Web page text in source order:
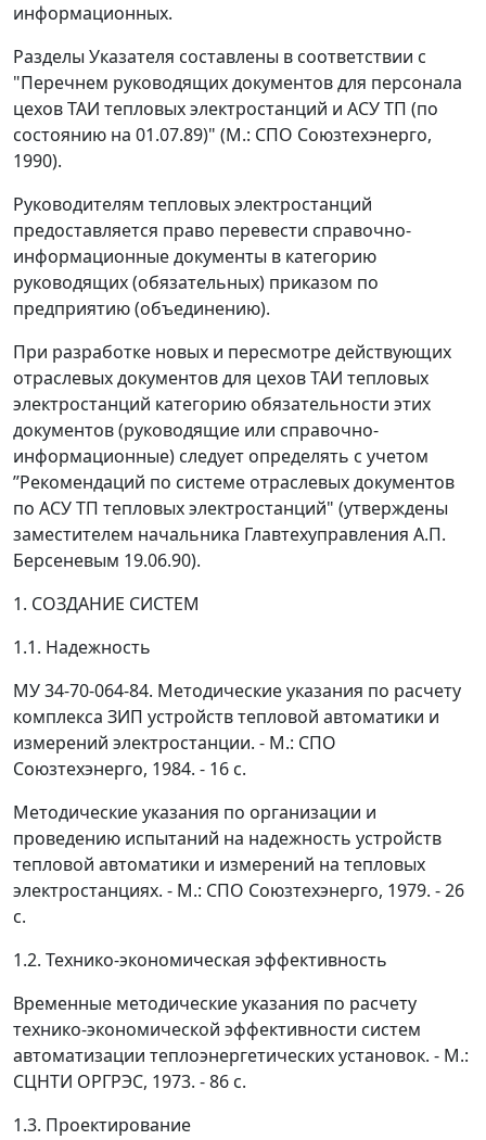
информационных.
Разделы Указателя составлены в соответствии с
"Перечнем руководящих документов для персонала
цехов ТАИ тепловых электростанций и АСУ ТП (по
состоянию на 01.07.89)" (М.: СПО Союзтехэнерго,
1990).
Руководителям тепловых электростанций
предоставляется право перевести справочно-
информационные документы в категорию
руководящих (обязательных) приказом по
предприятию (объединению).
При разработке новых и пересмотре действующих
отраслевых документов для цехов ТАИ тепловых
электростанций категорию обязательности этих
документов (руководящие или справочно-
информационные) следует определять с учетом
’’Рекомендаций по системе отраслевых документов
по АСУ ТП тепловых электростанций" (утверждены
заместителем начальника Главтехуправления А.П.
Берсеневым 19.06.90).
1. СОЗДАНИЕ СИСТЕМ
1.1. Надежность
МУ 34-70-064-84. Методические указания по расчету
комплекса ЗИП устройств тепловой автоматики и
измерений электростанции. - М.: СПО
Союзтехэнерго, 1984. - 16 с.
Методические указания по организации и
проведению испытаний на надежность устройств
тепловой автоматики и измерений на тепловых
электростанциях. - М.: СПО Союзтехэнерго, 1979. - 26
с.
1.2. Технико-экономическая эффективность
Временные методические указания по расчету
технико-экономической эффективности систем
автоматизации теплоэнергетических установок. - М.:
СЦНТИ ОРГРЭС, 1973. - 86 с.
1.3. Проектирование